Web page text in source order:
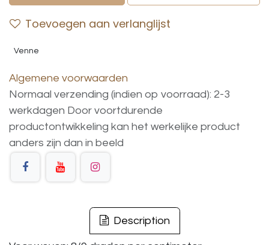
Toevoegen aan verlanglijst
Venne
Algemene voorwaarden
Normaal verzending (indien op voorraad): 2-3
werkdagen Door voortdurende
productontwikkeling kan het werkelijke product
anders zijn dan in beeld
Description